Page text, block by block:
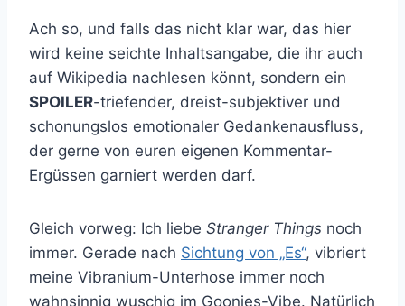
Ach so, und falls das nicht klar war, das hier
wird keine seichte Inhaltsangabe, die ihr auch
auf Wikipedia nachlesen könnt, sondern ein
SPOILER-triefender, dreist-subjektiver und
schonungslos emotionaler Gedankenausfluss,
der gerne von euren eigenen Kommentar-
Ergüssen garniert werden darf.
Gleich vorweg: Ich liebe Stranger Things noch
immer. Gerade nach Sichtung von „Es“, vibriert
meine Vibranium-Unterhose immer noch
wahnsinnig wuschig im Goonies-Vibe. Natürlich